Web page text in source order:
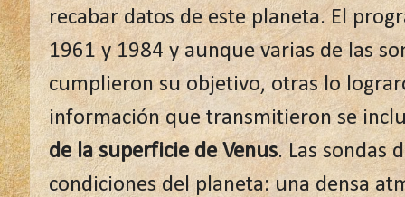
recabar datos de este planeta. El
1961 y 1984 y aunque varias de las
cumplieron su objetivo, otras lo
información que transmitieron se
de la superficie de Venus. Las sondas
condiciones del planeta: una densa